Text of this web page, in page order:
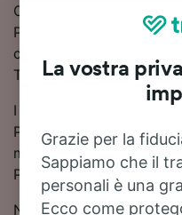
Cerchi informazioni su
Palestro da Malpensa
cambi e prezzi, e trova
Trainline.
I tempi di viaggio in
Palestro sono in media
media, sulla tratta da
Palestro sono
Non ci sono treni diretti
La vostra
Grazie per la
Sappiamo che il
personali è una
Ecco come